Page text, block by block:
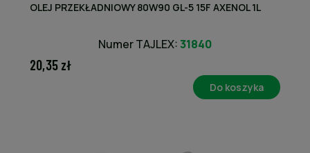
OLEJ PRZEKŁADNIOWY 80W90 GL-5 15F AXENOL 1L
Numer TAJLEX:31840
20,35 zł
Do koszyka